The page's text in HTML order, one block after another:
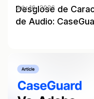
Desglose de
de Audio:
July 16, 2026